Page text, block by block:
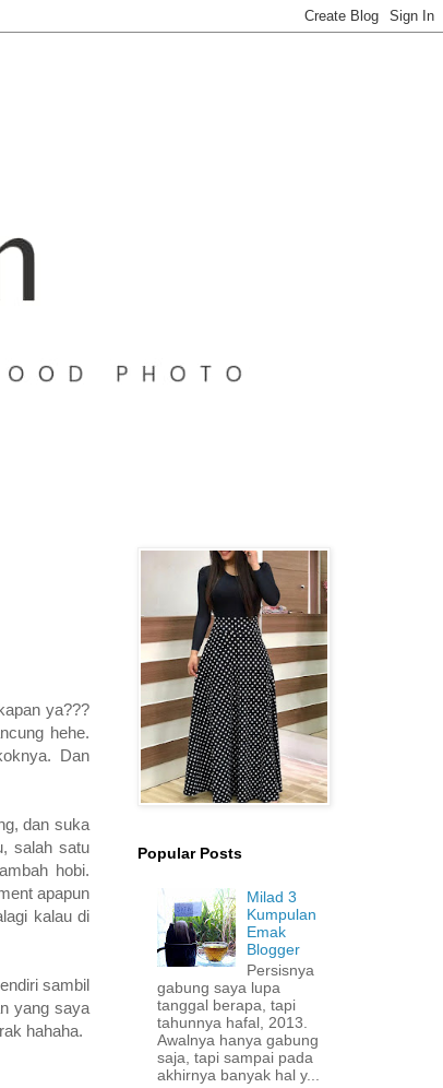
ya???
hehe.
Dan
dan suka
salah satu
hobi.
apapun
kalau di
sambil
yang saya
hahaha.
Popular Posts
Milad 3
Kumpulan
Emak
Blogger
Persisnya
gabung saya lupa
tanggal berapa, tapi
tahunnya hafal, 2013.
Awalnya hanya gabung
saja, tapi sampai pada
akhirnya banyak hal y...